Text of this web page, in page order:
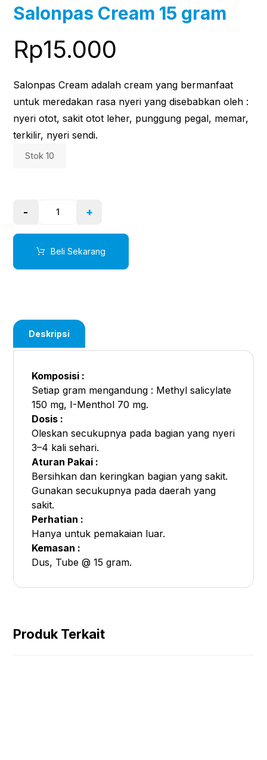
Salonpas Cream 15 gram
Rp15.000
Salonpas Cream adalah cream yang bermanfaat
untuk meredakan rasa nyeri yang disebabkan oleh :
nyeri otot, sakit otot leher, punggung pegal, memar,
terkilir, nyeri sendi.
Stok 10
- +
Beli Sekarang
Deskripsi
Komposisi :
Setiap gram mengandung : Methyl salicylate
150 mg, I-Menthol 70 mg.
Dosis :
Oleskan secukupnya pada bagian yang nyeri
3–4 kali sehari.
Aturan Pakai :
Bersihkan dan keringkan bagian yang sakit.
Gunakan secukupnya pada daerah yang
sakit.
Perhatian :
Hanya untuk pemakaian luar.
Kemasan :
Dus, Tube @ 15 gram.
Produk Terkait